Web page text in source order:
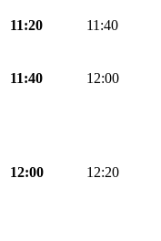
11:20 11:40
11:40 12:00
12:00 12:20